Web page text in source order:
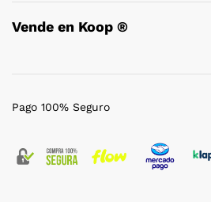
Vende en Koop ®
Pago 100% Seguro